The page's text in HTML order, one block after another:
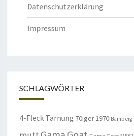
Datenschutzerklärung
Impressum
SCHLAGWÖRTER
4-Fleck Tarnung 70iger1970 Bamberg